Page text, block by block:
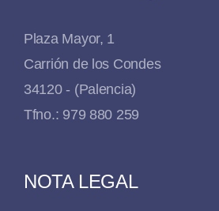
Plaza Mayor, 1
Carrión de los Condes
34120 - (Palencia)
Tfno.: 979 880 259
NOTA LEGAL